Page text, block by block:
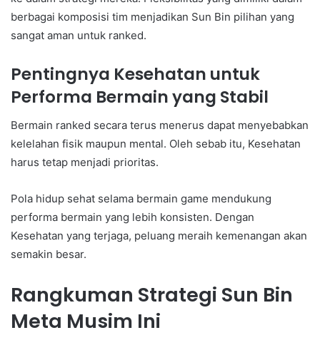
berbagai komposisi tim menjadikan Sun Bin pilihan yang
sangat aman untuk ranked.
Pentingnya Kesehatan untuk
Performa Bermain yang Stabil
Bermain ranked secara terus menerus dapat menyebabkan
kelelahan fisik maupun mental. Oleh sebab itu, Kesehatan
harus tetap menjadi prioritas.
Pola hidup sehat selama bermain game mendukung
performa bermain yang lebih konsisten. Dengan
Kesehatan yang terjaga, peluang meraih kemenangan akan
semakin besar.
Rangkuman Strategi Sun Bin
Meta Musim Ini